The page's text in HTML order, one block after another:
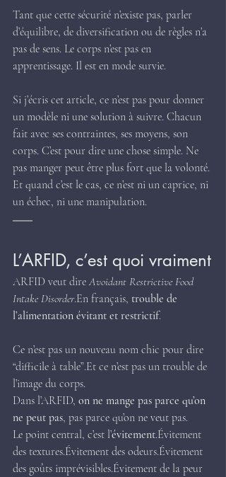
Tant que cette sécurité n’existe pas, parler
d’équilibre, de diversification ou de règles n’a
pas de sens. Le corps n’est pas en
apprentissage. Il est en mode survie.
Si j’écris cet article, ce n’est pas pour donner
un modèle ni une solution à suivre. Chacun
fait avec ses contraintes, ses moyens, son
corps. C’est pour dire une chose simple. Ne
pas manger peut être plus fort que la volonté.
Et quand c’est le cas, ce n’est ni un caprice, ni
un échec, ni une manipulation.
L’ARFID, c’est quoi vraiment
ARFID veut dire Avoidant Restrictive Food
Intake Disorder.En français, trouble de
l’alimentation évitant et restrictif.
Ce n’est pas un nouveau nom chic pour dire
“difficile à table”.Et ce n’est pas un trouble de
l’image du corps.
Dans l’ARFID, on ne mange pas parce qu’on
ne peut pas, pas parce qu’on ne veut pas.
Le point central, c’est l’évitement.Évitement
des textures.Évitement des odeurs.Évitement
des goûts imprévisibles.Évitement de la peur